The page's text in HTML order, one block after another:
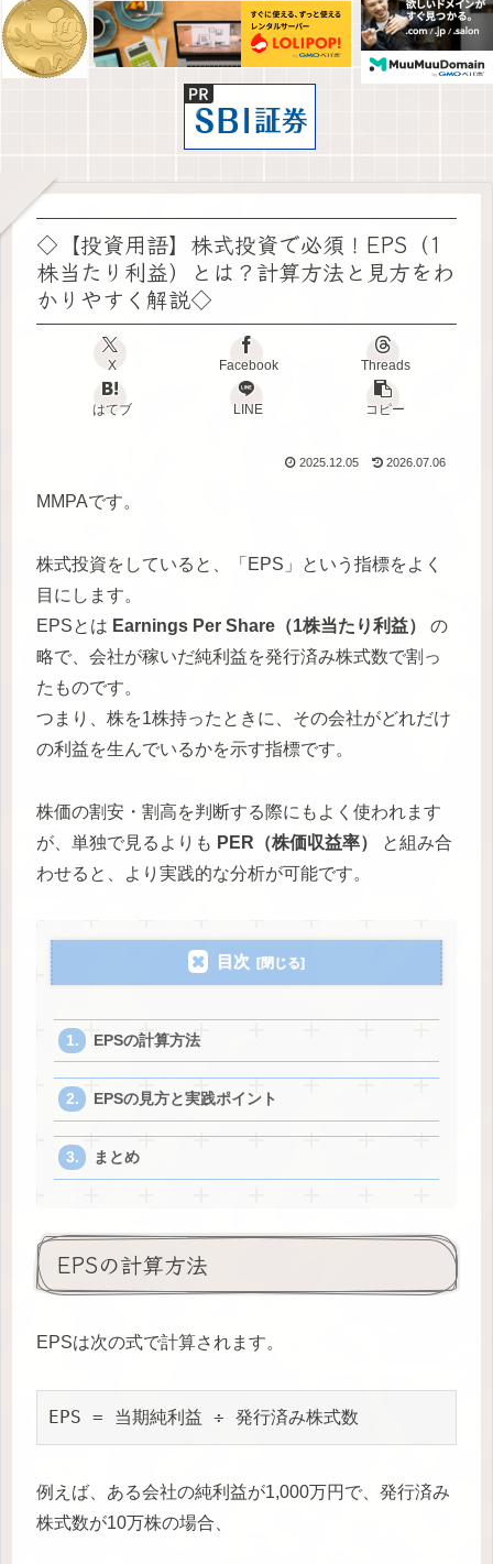
◇【投資用語】株式投資で必須！EPS（1
株当たり利益）とは？計算方法と見方をわ
かりやすく解説◇
X Facebook Threads
はてブ LINE コピー
2025.12.05 2026.07.06
MMPAです。
株式投資をしていると、「EPS」という指標をよく
目にします。
EPSとは Earnings Per Share（1株当たり利益）
の
略で、会社が稼いだ純利益を発行済み株式数で割っ
たものです。
つまり、株を1株持ったときに、その会社がどれだけ
の利益を生んでいるかを示す指標です。
株価の割安・割高を判断する際にもよく使われます
が、単独で見るよりも PER（株価収益率）
と組み合
わせると、より実践的な分析が可能です。
目次
EPSの計算方法
EPSの見方と実践ポイント
まとめ
EPSの計算方法
EPSは次の式で計算されます。
EPS = 当期純利益 ÷ 発行済み株式数
例えば、ある会社の純利益が1,000万円で、発行済み
株式数が10万株の場合、